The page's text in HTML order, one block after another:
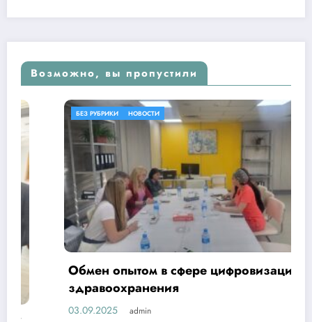
Возможно, вы пропустили
БЕЗ РУБРИКИ НОВОСТИ
Обмен опытом в сфере цифровизации
здравоохранения
03.09.2025 admin